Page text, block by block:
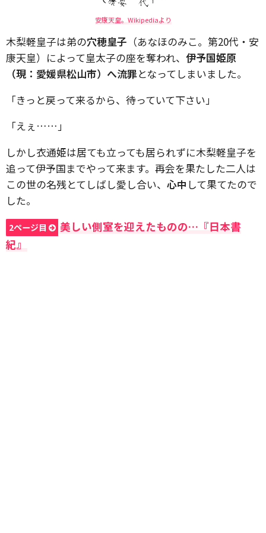
安康天皇。Wikipediaより
木梨軽皇子は弟の穴穂皇子 （あなほのみこ。第20代・安
康天皇）によって皇太子の座を奪われ、 伊予国姫原
（現：愛媛県松山市）へ流罪となってしまいました。
「きっと戻って来るから、待っていて下さい」
「えぇ……」
しかし衣通姫は居ても立っても居られずに木梨軽皇子を
追って伊予国までやって来ます。再会を果たした二人は
この世の名残とてしばし愛し合い、 心中 して果てたので
した。
2ページ目
美しい側室を迎えたものの…『日本書
紀』